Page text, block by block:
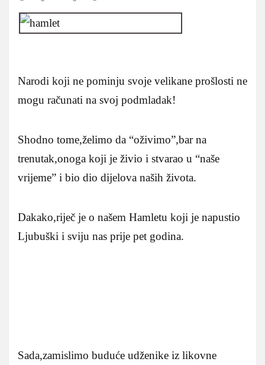
Narodi koji ne pominju svoje velikane prošlosti ne
mogu računati na svoj podmladak!
Shodno tome,želimo da “oživimo”,bar na
trenutak,onoga koji je živio i stvarao u “naše
vrijeme” i bio dio dijelova naših života.
Dakako,riječ je o našem Hamletu koji je napustio
Ljubuški i sviju nas prije pet godina.
Sada,zamislimo buduće udženike iz likovne